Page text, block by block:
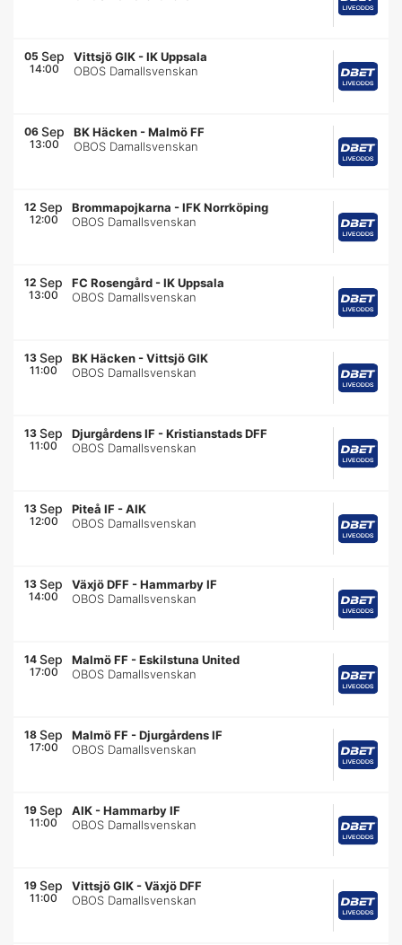
05 Sep
14:00
Vittsjö GIK -IK Uppsala
OBOS Damallsvenskan
06 Sep
13:00
BK Häcken -Malmö FF
OBOS Damallsvenskan
12 Sep
12:00
Brommapojkarna -IFK Norrköping
OBOS Damallsvenskan
12 Sep
13:00
FC Rosengård -IK Uppsala
OBOS Damallsvenskan
13 Sep
11:00
BK Häcken -Vittsjö GIK
OBOS Damallsvenskan
13 Sep
11:00
Djurgårdens IF -Kristianstads DFF
OBOS Damallsvenskan
13 Sep
12:00
Piteå IF -AIK
OBOS Damallsvenskan
13 Sep
14:00
Växjö DFF -Hammarby IF
OBOS Damallsvenskan
14 Sep
17:00
Malmö FF -Eskilstuna United
OBOS Damallsvenskan
18 Sep
17:00
Malmö FF -Djurgårdens IF
OBOS Damallsvenskan
19 Sep
11:00
AIK -Hammarby IF
OBOS Damallsvenskan
19 Sep
11:00
Vittsjö GIK -Växjö DFF
OBOS Damallsvenskan